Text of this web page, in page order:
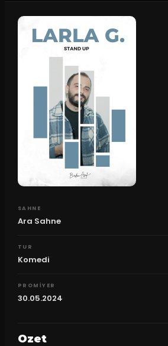
SAHNE
Ara Sahne
TUR
Komedi
PROMIYER
30.05.2024
Ozet